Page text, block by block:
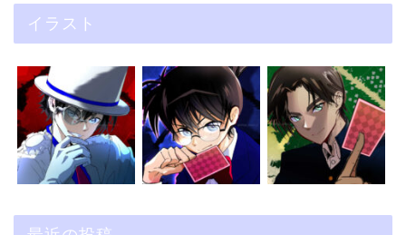
イラスト